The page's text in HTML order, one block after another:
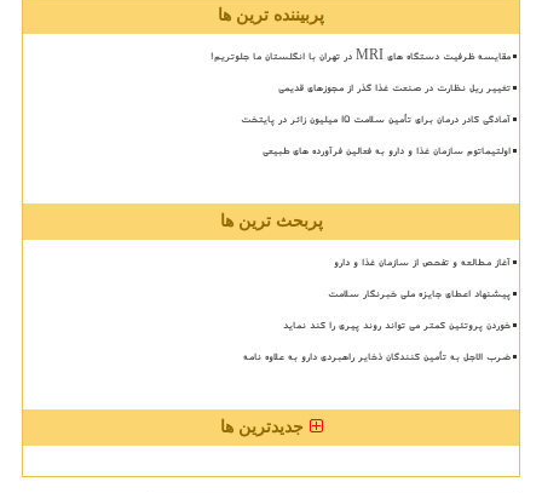
پربیننده ترین ها
مقایسه ظرفیت دستگاه های MRI در تهران با انگلستان ما جلوتریم!
تغییر ریل نظارت در صنعت غذا گذر از مجوزهای قدیمی
آمادگی کادر درمان برای تأمین سلامت 15 میلیون زائر در پایتخت
اولتیماتوم سازمان غذا و دارو به فعالین فرآورده های طبیعی
پربحث ترین ها
آغاز مطالعه و تفحص از سازمان غذا و دارو
پیشنهاد اعطای جایزه ملی خبرنگار سلامت
خوردن پروتئین کمتر می تواند روند پیری را کند نماید
ضرب الاجل به تأمین کنندگان ذخایر راهبردی دارو به علاوه نامه
جدیدترین ها